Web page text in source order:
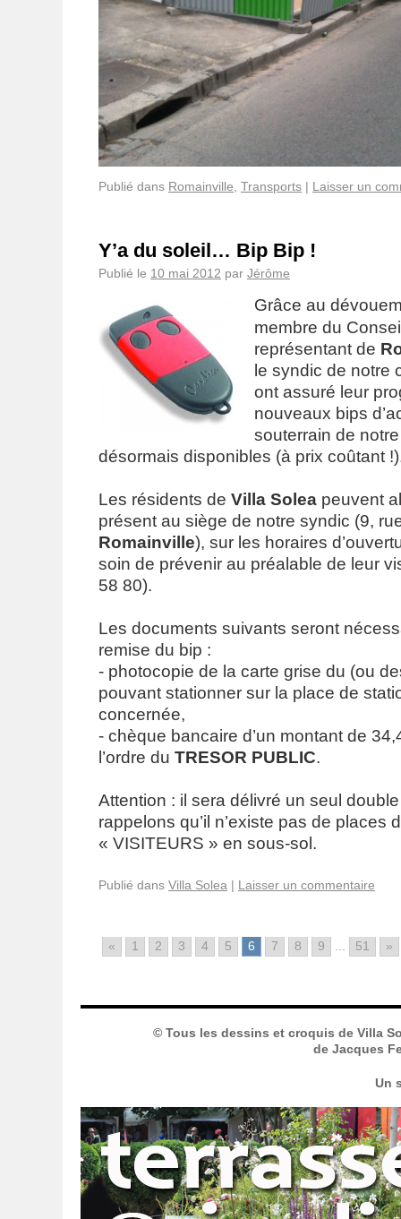
Publié dans Romainville Transports | Laisser un
Y’a du soleil… Bip Bip !
Publié le 10 mai 2012 par Jérôme
Grâce au
membre du
représentant de
le syndic de notre
ont assuré leur
nouveaux bips
souterrain de
désormais disponibles (à prix coûtant
Les résidents de Villa Solea peuvent
présent au siège de notre syndic (9,
Romainville), sur les horaires
soin de prévenir au préalable de leur
58 80).
Les documents suivants seront
remise du bip :
- photocopie de la carte grise du (ou
pouvant stationner sur la place de
concernée,
- chèque bancaire d’un montant de
l’ordre du TRESOR PUBLIC.
Attention : il sera délivré un seul
rappelons qu’il n’existe pas de places
« VISITEURS » en sous-sol.
Publié dans Villa Solea | Laisser un commentaire
« 1 2 3 4 5 6 7 8 9 51 »
© Tous les dessins et croquis de Villa
de Jacques
Un